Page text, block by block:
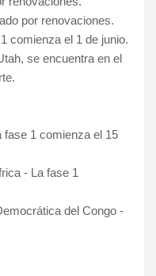
por renovaciones.
comienza el 1 de junio.
se encuentra en el
fase 1 comienza el 15
- La fase 1
del Congo -